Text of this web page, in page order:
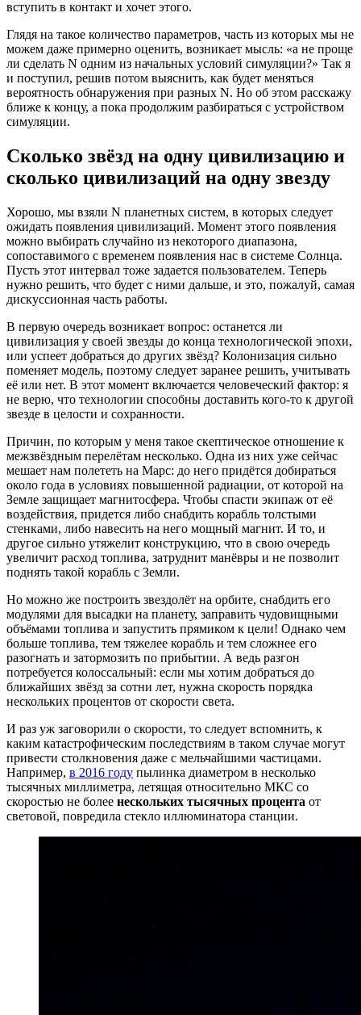
вступить в контакт и хочет этого.
Глядя на такое количество параметров, часть из которых мы не
можем даже примерно оценить, возникает мысль: «а не проще
ли сделать N одним из начальных условий симуляции?» Так я
и поступил, решив потом выяснить, как будет меняться
вероятность обнаружения при разных N. Но об этом расскажу
ближе к концу, а пока продолжим разбираться с устройством
симуляции.
Сколько звёзд на одну цивилизацию и
сколько цивилизаций на одну звезду
Хорошо, мы взяли N планетных систем, в которых следует
ожидать появления цивилизаций. Момент этого появления
можно выбирать случайно из некоторого диапазона,
сопоставимого с временем появления нас в системе Солнца.
Пусть этот интервал тоже задается пользователем. Теперь
нужно решить, что будет с ними дальше, и это, пожалуй, самая
дискуссионная часть работы.
В первую очередь возникает вопрос: останется ли
цивилизация у своей звезды до конца технологической эпохи,
или успеет добраться до других звёзд? Колонизация сильно
поменяет модель, поэтому следует заранее решить, учитывать
её или нет. В этот момент включается человеческий фактор: я
не верю, что технологии способны доставить кого-то к другой
звезде в целости и сохранности.
Причин, по которым у меня такое скептическое отношение к
межзвёздным перелётам несколько. Одна из них уже сейчас
мешает нам полететь на Марс: до него придётся добираться
около года в условиях повышенной радиации, от которой на
Земле защищает магнитосфера. Чтобы спасти экипаж от её
воздействия, придется либо снабдить корабль толстыми
стенками, либо навесить на него мощный магнит. И то, и
другое сильно утяжелит конструкцию, что в свою очередь
увеличит расход топлива, затруднит манёвры и не позволит
поднять такой корабль с Земли.
Но можно же построить звездолёт на орбите, снабдить его
модулями для высадки на планету, заправить чудовищными
объёмами топлива и запустить прямиком к цели! Однако чем
больше топлива, тем тяжелее корабль и тем сложнее его
разогнать и затормозить по прибытии. А ведь разгон
потребуется колоссальный: если мы хотим добраться до
ближайших звёзд за сотни лет, нужна скорость порядка
нескольких процентов от скорости света.
И раз уж заговорили о скорости, то следует вспомнить, к
каким катастрофическим последствиям в таком случае могут
привести столкновения даже с мельчайшими частицами.
Например, в 2016 году пылинка диаметром в несколько
тысячных миллиметра, летящая относительно МКС со
скоростью не более нескольких тысячных процента от
световой, повредила стекло иллюминатора станции.